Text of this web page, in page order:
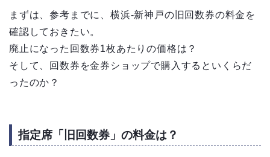
まずは、参考までに、横浜-新神戸の旧回数券の料金を
確認しておきたい。
廃止になった回数券1枚あたりの価格は？
そして、回数券を金券ショップで購入するといくらだ
ったのか？
指定席「旧回数券」の料金は？